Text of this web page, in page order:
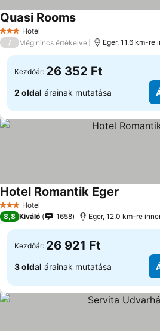
3 Kategória
Hotel
Quasi Rooms
/ Még nincs értékelve Eger, 11.6 km-re
Kezdőár: 26 352 Ft
2 oldal árainak mutatása
3 Kategória
Hotel
Hotel Romantik Eger
8,8 Kiváló 1658 Eger, 12.0 km-re
Kezdőár: 26 921 Ft
3 oldal árainak mutatása